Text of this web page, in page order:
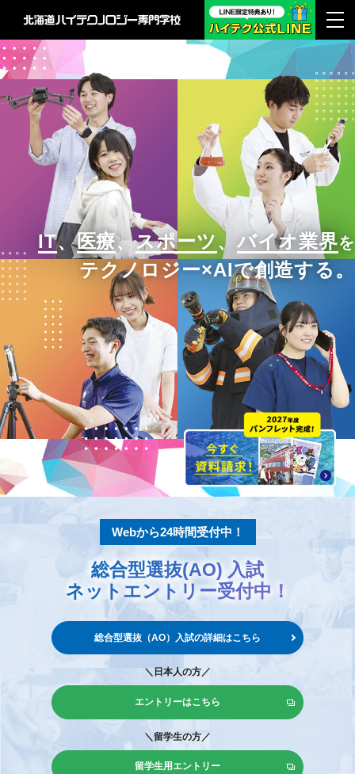
IT、医療、スポーツ、バイオ業界を
テクノロジー×AIで創造する。
Webから24時間受付中！
総合型選抜(AO) 入試
ネットエントリー受付中！
総合型選抜（AO）入試の詳細はこちら
＼日本人の方／
エントリーはこちら
＼留学生の方／
留学生用エントリー